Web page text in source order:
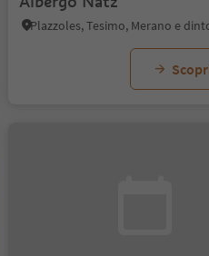
Plazzoles, Tesimo, Merano e